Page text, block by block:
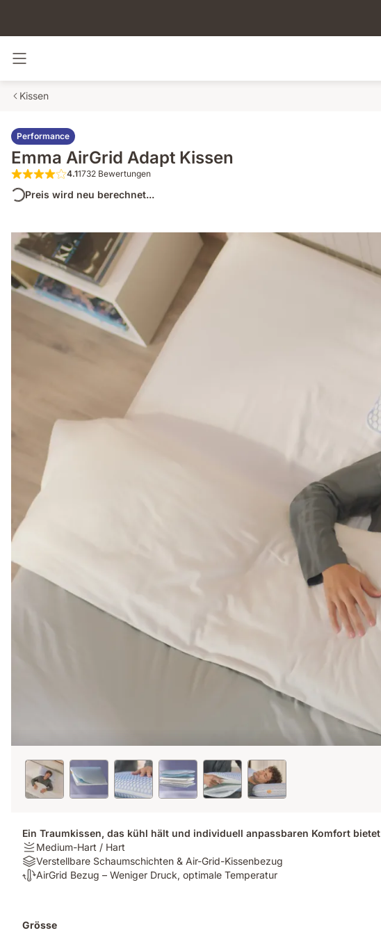
Kissen
Performance
Emma AirGrid Adapt Kissen
4.1 von 5 Sternen 1732 Bewertungen
4.11732 Bewertungen
Preis wird neu berechnet...
Ein Traumkissen, das kühl hält und individuell anpassbaren Komfort bietet
Firmness:
Medium-
Hart
Medium-Hart / Hart
Material:
Verstellbare
Grid-
Verstellbare Schaumschichten & Air-Grid-Kissenbezug
Temperaturregulierung:
Weniger
AirGrid Bezug – Weniger Druck, optimale Temperatur
Zusatzprodukte
Grösse